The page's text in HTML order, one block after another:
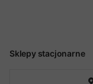
Sklepy stacjonarne